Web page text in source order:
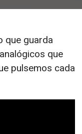
que guarda
que
pulsemos cada